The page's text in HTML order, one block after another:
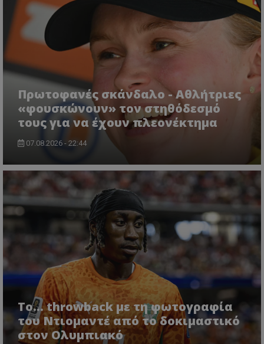
Πρωτοφανές σκάνδαλο - Aθλήτριες
«φουσκώνουν» τον στηθόδεσμό
τους για να έχουν πλεονέκτημα
07.08.2026 - 22:44
Το... throwback με τη φωτογραφία
του Ντιομαντέ από το δοκιμαστικό
στον Ολυμπιακό